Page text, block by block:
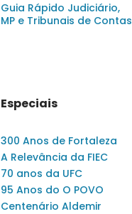
Guia Rápido Judiciário,
MP e Tribunais de Contas
Especiais
300 Anos de Fortaleza
A Relevância da FIEC
70 anos da UFC
95 Anos do O POVO
Centenário Aldemir